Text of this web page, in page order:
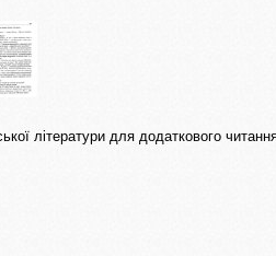
літератури для додаткового